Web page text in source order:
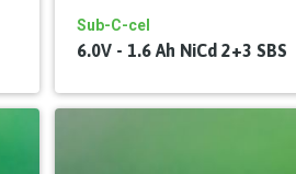
Sub-C-cel
6.0V - 1.6 Ah NiCd 2+3 SBS